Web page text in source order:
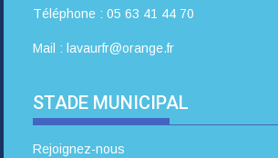
Téléphone : 05 63 41 44 70
Mail : lavaurfr@orange.fr
STADE MUNICIPAL
Rejoignez-nous